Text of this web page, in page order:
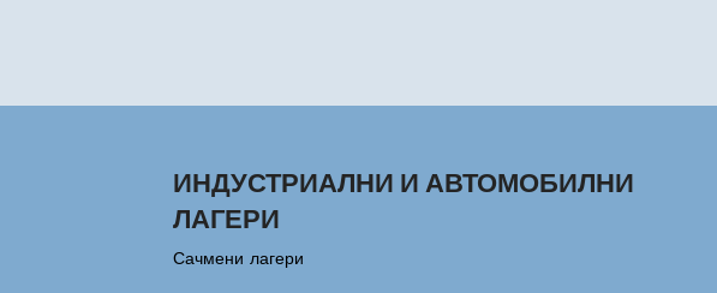
ИНДУСТРИАЛНИ И АВТОМОБИЛНИ
ЛАГЕРИ
Сачмени лагери